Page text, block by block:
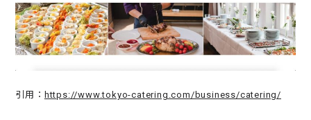
引用： https://www.tokyo-catering.com/business/catering/